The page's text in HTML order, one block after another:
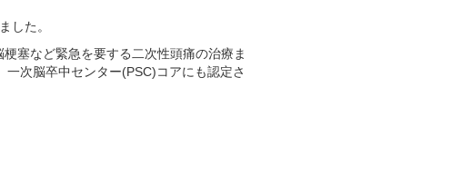
した。
塞など緊急を要する二次性頭痛の治療ま
次脳卒中センター(PSC)コアにも認定さ